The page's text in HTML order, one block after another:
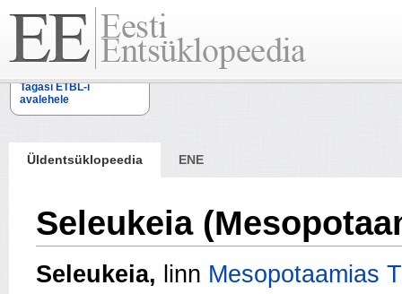
Tagasi ETBL-i
avalehele
Üldentsüklopeedia ENE
Seleukeia
Seleukeia, linn Mesopotaamias